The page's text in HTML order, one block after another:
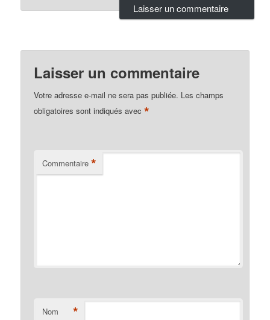
Laisser un commentaire
Votre adresse e-mail ne sera pas publiée. Les champs
obligatoires sont indiqués avec*
Commentaire *
Nom *